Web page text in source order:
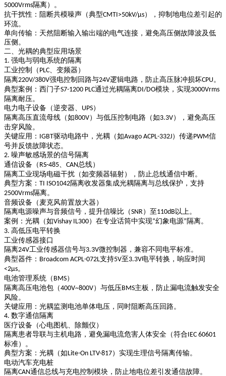
5000Vrms隔离）。
抗干扰性 ：阻断共模噪声（典型CMTI>50kV/μs），抑制地电位差引起的
环流。
单向传输 ：天然阻断输入输出端的电气连接，避免高压侧故障波及低
压侧。
二、光耦的典型应用场景
1. 强电与弱电系统的隔离
工业控制（ PLC 、变频器）
隔离220V/380V强电控制回路与24V逻辑电路，防止高压脉冲损坏CPU 。
典型案例：西门子S7-1200 PLC通过光耦隔离DI/DO模块，实现3000Vrms
隔离耐压。
电力电子设备（逆变器、 UPS）
隔离高压直流母线（如800V）与低压控制电路（如3.3V），避免高压
击穿风险。
关键应用： IGBT驱动电路中，光耦（如Avago ACPL-332J）传递PWM信
号并反馈故障状态。
2. 噪声敏感场景的信号隔离
通信设备（ RS-485 CAN总线）
隔离工业现场电磁干扰（如变频器辐射），防止总线通信中断。
典型方案： TI ISO1042隔离收发器集成光耦隔离与总线保护，支持
2500Vrms隔离。
音频设备（麦克风前置放大器）
隔离电源噪声与音频信号，提升信噪比（SNR）至110dB 以上。
案例：光耦（如Vishay IL300）在专业话筒中实现“幻象电源”隔离。
3. 高低压电平转换
工业传感器接口
隔离24V工业传感器信号与3.3V微控制器，兼容不同电平标准。
典型器件： Broadcom ACPL-072L支持5V至3.3V电平转换，响应时间
<2μs。
电池管理系统（ BMS）
隔离高压电池包（400V~800V）与低压BMS主板，防止漏电流触发安全
风险。
关键应用：光耦监测电池单体电压，同时阻断高压回路。
4. 数字通信隔离
医疗设备（心电图机、除颤仪）
隔离患者导联与主机电路，避免漏电流危害人体安全（符合IEC 60601
标准）。
典型方案：光耦（如Lite-On LTV-817）实现生理信号隔离传输。
电动汽车充电桩
隔离CAN通信总线与充电控制模块，防止地电位差引发通信故障。